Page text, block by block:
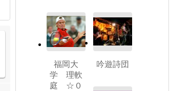
福岡大
学 理軟
庭 ☆０
吟遊詩団